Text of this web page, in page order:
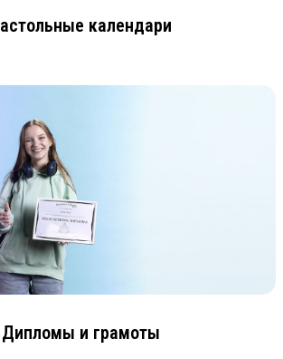
календари
Дипломы и грамоты